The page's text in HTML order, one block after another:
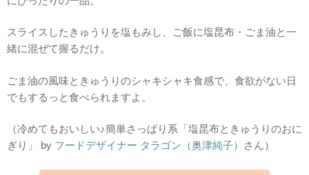
スライスしたきゅうりを塩もみし、ご飯に塩昆布・ごま油と一
緒に混ぜて握るだけ。
ごま油の風味ときゅうりのシャキシャキ食感で、食欲がない日
でもするっと食べられますよ。
（冷めてもおいしい♪簡単さっぱり系「塩昆布ときゅうりのおに
ぎり」 by フードデザイナー タラゴン（奥津純子） さん）